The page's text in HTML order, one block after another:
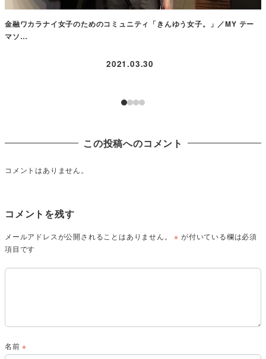
金融ワカラナイ女子のためのコミュニティ「きんゆう女子。」／MY テー
マソ…
2021.03.30
この投稿へのコメント
コメントはありません。
コメントを残す
メールアドレスが公開されることはありません。 ※ が付いている欄は必須
項目です
名前※